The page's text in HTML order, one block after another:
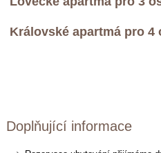
Královské apartmá pro 4
Doplňující informace